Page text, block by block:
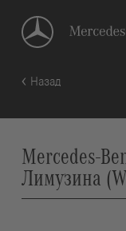
Назад
Mercedes-
Лимузина